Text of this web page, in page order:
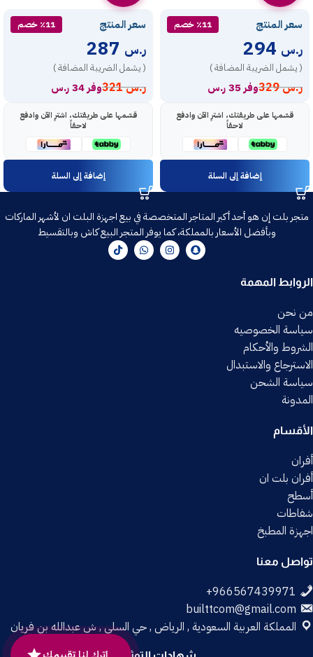
سعر المنتج ٪11 خصم
ر.س
( يشمل الضريبة المضافة )
ر.س329 وفر 35 ر.س
قسّمها على طريقتك، اشترِ الآن وادفع
لاحقاً
إضافة إلى السلة
سعر المنتج ٪11 خصم
ر.س
( يشمل الضريبة المضافة )
ر.س321 وفر 34 ر.س
قسّمها على طريقتك، اشترِ الآن وادفع
لاحقاً
إضافة إلى السلة
متجر بلت إن هو أحد أكبر المتاجر المتخصصة في بيع اجهزة البلت ان لأشهر الماركات
وبأفضل الأسعار بالمملكة، كما يوفر المتجر البيع كاش وبالتقسيط
الروابط المهمة
من نحن
سياسة الخصوصيه
الشروط والأحكام
الاسترجاع والاستبدال
سياسة الشحن
المدونة
الأقسام
أفران
أفران بلت ان
أسطح
شفاطات
اجهزة المطبخ
تواصل معنا
builttcom@gmail.com
المملكة العربية السعودية , الرياض , حي السلي , ش عبدالله بن فريان